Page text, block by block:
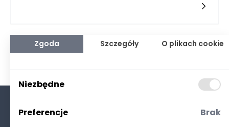
schodów drewnianych wpływa nie tylko na estetykę, ale także
zachowanie optycznej lekkości, ale też zostawia wrażenie
otwartej przestrzeni. Jak zatem skutecznie połączyć te dwa
materiały, aby uzyskać spektakularny efekt, zarówno w kwestii
Zgoda Szczegóły O plikach cookie
Niezbędne
Preferencje Brak